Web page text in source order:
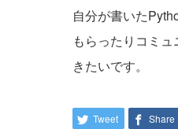
自分が書いた
もらったりコミ
きたいです。
Tweet Share